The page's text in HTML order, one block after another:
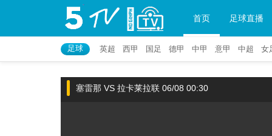
首页 足球直播
足球 英超 西甲 国足 德甲 中甲 意甲 中超 女
塞雷那 VS 拉卡莱拉联 06/08 00:30